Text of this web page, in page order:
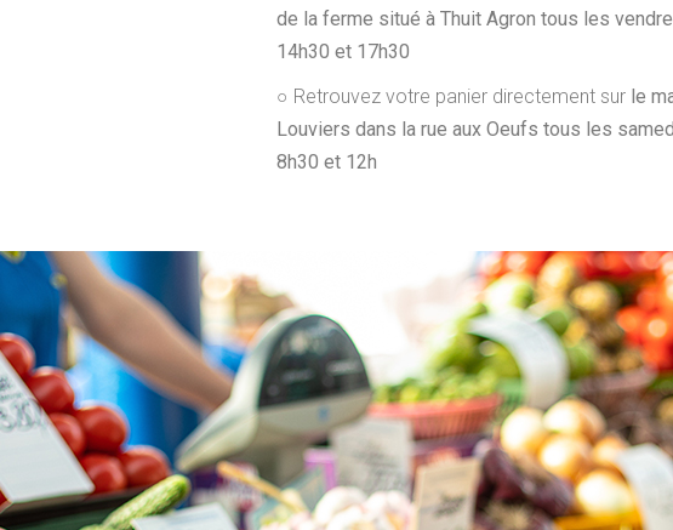
de la ferme situé à Thuit Agron tous les
14h30 et 17h30
○ Retrouvez votre panier directement surle
Louviers dans la rue aux Oeufs tous les
8h30 et 12h